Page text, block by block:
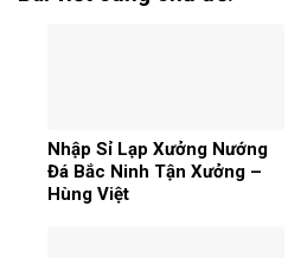
Nhập Sỉ Lạp Xưởng Nướng
Đá Bắc Ninh Tận Xưởng –
Hùng Việt